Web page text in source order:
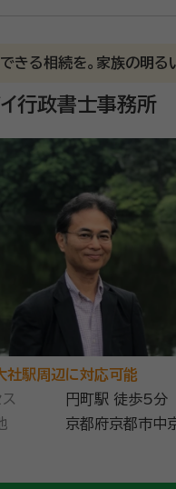
ご利用時期：
の感想
まで来ていただき、無料相談
後の感想
らからの問い合わせには一応
違いがあり、納得できるもの
市西京区で行政書士をし
な方が亡くなった後の相続
京区を中心に京都市内や
ンラインでの対応も承ります
きる相続を。家族の明る
行政書士事務所
社駅周辺に対応可能
円町駅 徒歩5分
京都府京都市中